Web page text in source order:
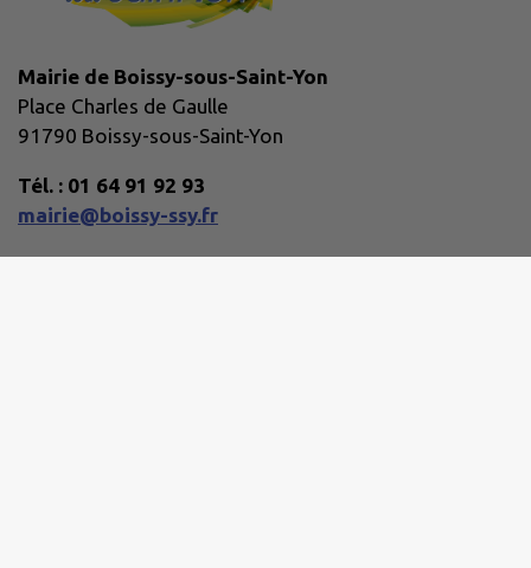
Mairie de Boissy-sous-Saint-Yon
Place Charles de Gaulle
91790 Boissy-sous-Saint-Yon
Tél. : 01 64 91 92 93
mairie@boissy-ssy.fr